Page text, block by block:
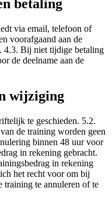
betaling
via email, telefoon of
voorafgaand aan de
4.3. Bij niet tijdige betaling
de deelname aan de
wijziging
te geschieden. 5.2.
de training worden geen
binnen 48 uur voor
in rekening gebracht.
in rekening
het recht voor om bij
training te annuleren of te